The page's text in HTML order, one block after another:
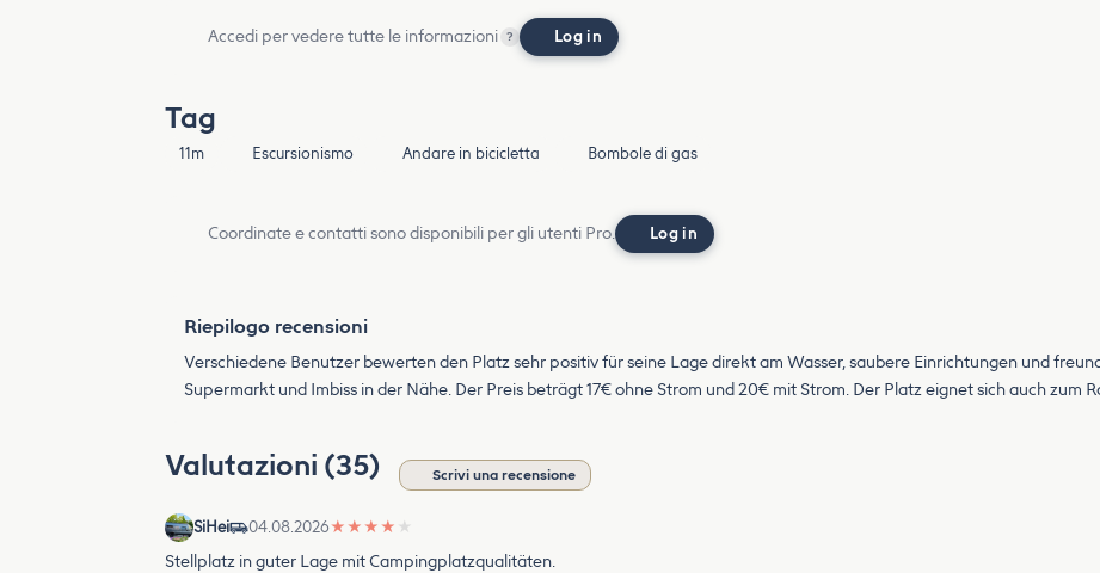
Accedi per vedere tutte le informazioni ? Log in
Tag
11m Escursionismo Andare in bicicletta Bombole di gas
Coordinate e contatti sono disponibili per gli utenti Pro. Log in
Riepilogo recensioni
Verschiedene Benutzer bewerten den Platz sehr positiv für seine Lage direkt am Wasser, saubere Einrichtungen und
Supermarkt und Imbiss in der Nähe. Der Preis beträgt 17€ ohne Strom und 20€ mit Strom. Der Platz eignet sich auch zum
Valutazioni (35) Scrivi una recensione
SiHei 04.08.2026★ ★ ★ ★ ★
Stellplatz in guter Lage mit Campingplatzqualitäten.